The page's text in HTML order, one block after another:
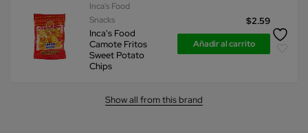
Inca's Food
Snacks
Inca's Food
Camote Fritos
Sweet Potato
Chips
$2.59
Añadir al carrito
Show all from this brand